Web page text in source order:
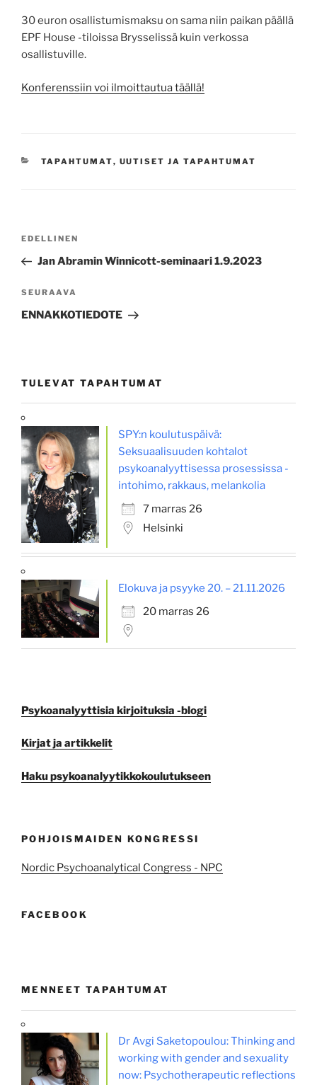
30 euron osallistumismaksu on sama niin paikan päällä
EPF House -tiloissa Brysselissä kuin verkossa
osallistuville.
Konferenssiin voi ilmoittautua täällä!
KATEGORIAT
TAPAHTUMAT, UUTISET JA TAPAHTUMAT
Edellinen
artikkeli
EDELLINEN
Jan Abramin Winnicott-seminaari 1.9.2023
Seuraava
artikkeli
SEURAAVA
ENNAKKOTIEDOTE
TULEVAT TAPAHTUMAT
SPY:n koulutuspäivä:
Seksuaalisuuden kohtalot
psykoanalyyttisessa prosessissa -
intohimo, rakkaus, melankolia
7 marras 26
Helsinki
Elokuva ja psyyke 20. – 21.11.2026
20 marras 26
Psykoanalyyttisia kirjoituksia -blogi
Kirjat ja artikkelit
Haku psykoanalyytikkokoulutukseen
POHJOISMAIDEN KONGRESSI
Nordic Psychoanalytical Congress - NPC
FACEBOOK
MENNEET TAPAHTUMAT
Dr Avgi Saketopoulou: Thinking and
working with gender and sexuality
now: Psychotherapeutic reflections